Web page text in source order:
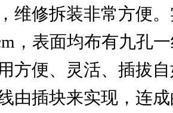
维修拆装非常方便
，表面均布有九孔
方便、灵活、插拔
由插块来实现，连